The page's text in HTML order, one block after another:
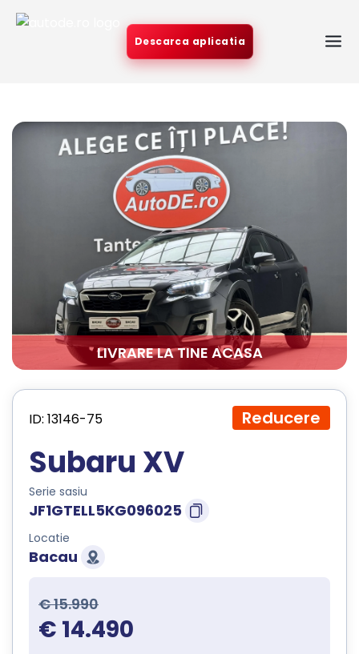
Descarca aplicatia
LIVRARE LA TINE ACASA
ID: 13146-75 Reducere
Subaru XV
Serie sasiu
JF1GTELL5KG096025
Locatie
Bacau
€ 15.990
€ 14.490